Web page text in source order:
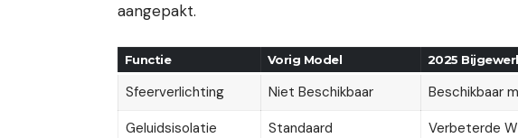
aangepakt.
Functie Vorig Model 2025
Sfeerverlichting Niet Beschikbaar
Beschikbaar
Geluidsisolatie
Standaard
Verbeterde